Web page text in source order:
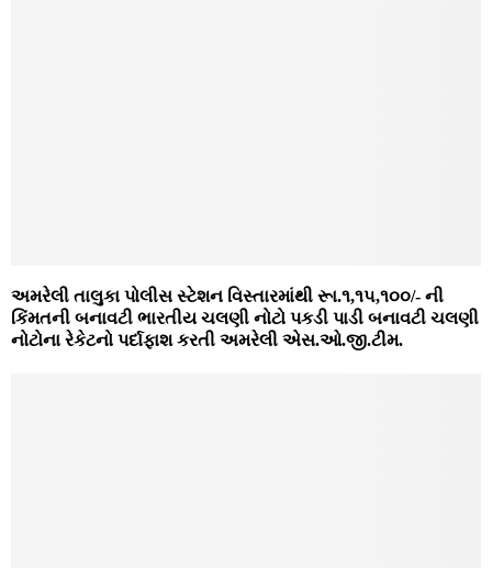
અમરેલી તાલુકા પોલીસ સ્ટેશન વિસ્તારમાંથી રૂા.૧,૧૫,૧૦૦/- ની
કિંમતની બનાવટી ભારતીય ચલણી નોટો પકડી પાડી બનાવટી ચલણી
નોટોના રેકેટનો પર્દાફાશ કરતી અમરેલી એસ.ઓ.જી.ટીમ.